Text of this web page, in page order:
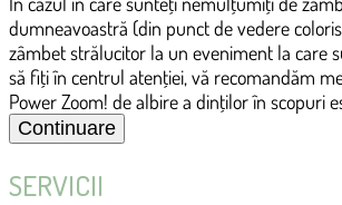
dumneavoastră (din punct de vedere
zâmbet strălucitor la un eveniment la care
să fiţi în centrul atenţiei, vă recomandăm
Power Zoom! de albire a dinţilor în scopuri
SERVICII